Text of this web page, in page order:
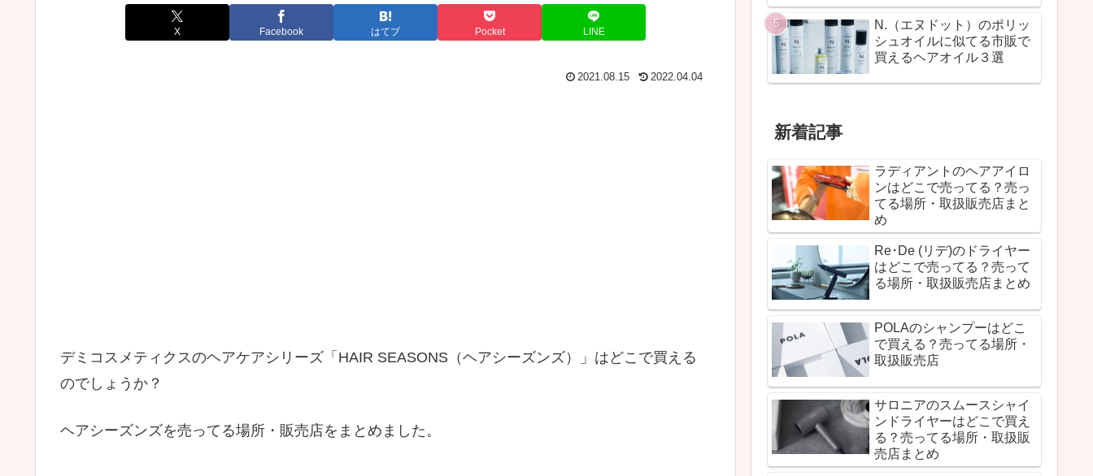
X Facebook はてブ Pocket LINE
2021.08.15 2022.04.04
デミコスメティクスのヘアケアシリーズ「HAIR SEASONS（ヘアシーズンズ）」はどこで買える
のでしょうか？
ヘアシーズンズを売ってる場所・販売店をまとめました。
N.（エヌドット）のポリッ
シュオイルに似てる市販で
買えるヘアオイル３選
新着記事
ラディアントのヘアアイロ
ンはどこで売ってる？売っ
てる場所・取扱販売店まと
め
Re･De (リデ)のドライヤー
はどこで売ってる？売って
る場所・取扱販売店まとめ
POLAのシャンプーはどこ
で買える？売ってる場所・
取扱販売店
サロニアのスムースシャイ
ンドライヤーはどこで買え
る？売ってる場所・取扱販
売店まとめ